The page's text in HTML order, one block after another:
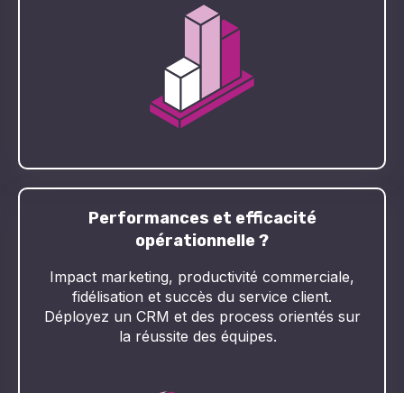
Performances et efficacité
opérationnelle ?
Impact marketing, productivité commerciale,
fidélisation et succès du service client.
Déployez un CRM et des process orientés sur
la réussite des équipes.